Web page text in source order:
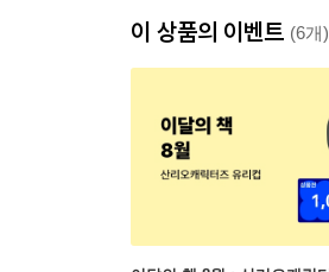
이 상품의 이벤트 (6개)